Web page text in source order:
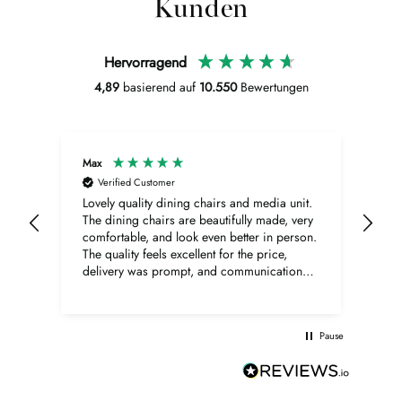
Hervorragend
4,89 basierend auf 10.550 Bewertungen
Max
Verified Customer
Lovely quality dining chairs and media unit.
The dining chairs are beautifully made, very
comfortable, and look even better in person.
The quality feels excellent for the price,
delivery was prompt, and communication
Pause